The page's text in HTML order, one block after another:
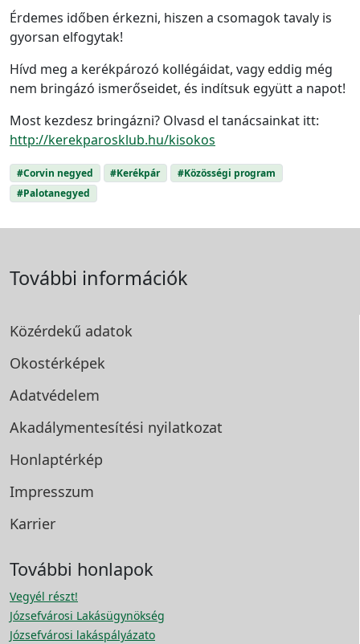
Érdemes időben érkezni, hiszen a csomagok tavaly is
gyorsan elfogytak!
Hívd meg a kerékpározó kollégáidat, vagy eddig még
nem bringázó ismerőseidet, és indítsuk együtt a napot!
Most kezdesz bringázni? Olvasd el tanácsainkat itt:
http://kerekparosklub.hu/kisokos
#Corvin negyed #Kerékpár
#Közösségi program
#Palotanegyed
További információk
Közérdekű adatok
Okostérképek
Adatvédelem
Akadálymentesítési nyilatkozat
Honlaptérkép
Impresszum
Karrier
További honlapok
Vegyél részt!
Józsefvárosi Lakásügynökség
Józsefvárosi lakáspályázato